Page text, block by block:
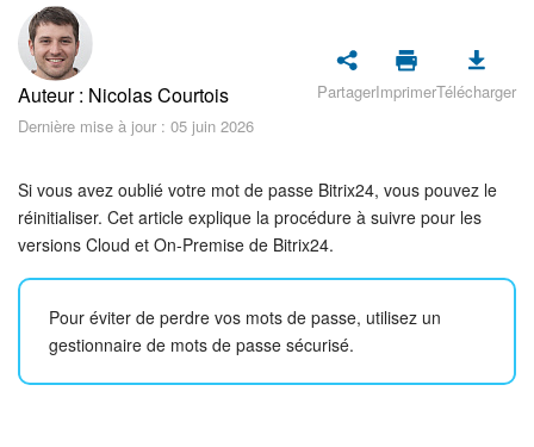
Démarrer sur Bitrix24
Abonnement
Actualités
Tâches et projets
Collabs
Auteur : Nicolas Courtois
Dernière mise à jour : 05 juin 2026
PartagerImprimerTélécharger
Si vous avez oublié votre mot de passe Bitrix24, vous pouvez le
réinitialiser. Cet article explique la procédure à suivre pour les
versions Cloud et On-Premise de Bitrix24.
Pour éviter de perdre vos mots de passe, utilisez un
gestionnaire de mots de passe sécurisé.